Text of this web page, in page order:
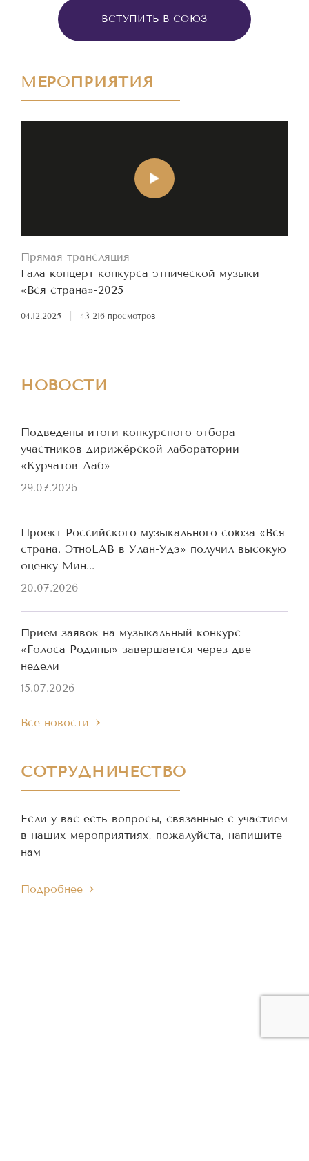
ВСТУПИТЬ В СОЮЗ
МЕРОПРИЯТИЯ
Прямая трансляция
Гала-концерт конкурса этнической музыки
«Вся страна»-2025
04.12.2025 43 216 просмотров
НОВОСТИ
Подведены итоги конкурсного отбора
участников дирижёрской лаборатории
«Курчатов Лаб»
29.07.2026
Проект Российского музыкального союза «Вся
страна. ЭтноLAB в Улан-Удэ» получил высокую
оценку Мин...
20.07.2026
Прием заявок на музыкальный конкурс
«Голоса Родины» завершается через две
недели
15.07.2026
Все новости
СОТРУДНИЧЕСТВО
Если у вас есть вопросы, связанные с участием
в наших мероприятиях, пожалуйста, напишите
нам
Подробнее